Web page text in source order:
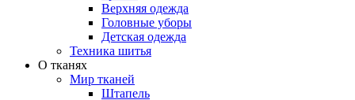
Верхняя одежда
Головные уборы
Детская одежда
Техника шитья
О тканях
Мир тканей
Штапель